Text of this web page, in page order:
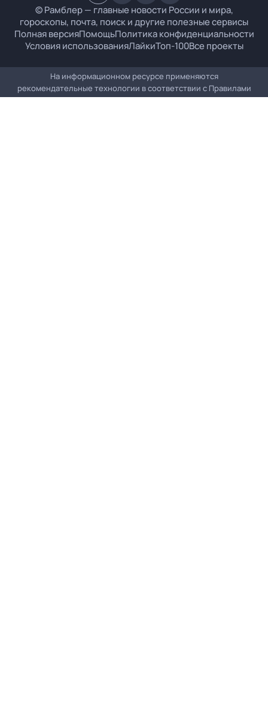
© Рамблер — главные новости России и мира,
гороскопы, почта, поиск и другие полезные сервисы
Полная версияПомощьПолитика конфиденциальности
Условия использованияЛайкиТоп-100Все проекты
На информационном ресурсе применяются
рекомендательные технологии в соответствии с Правилами